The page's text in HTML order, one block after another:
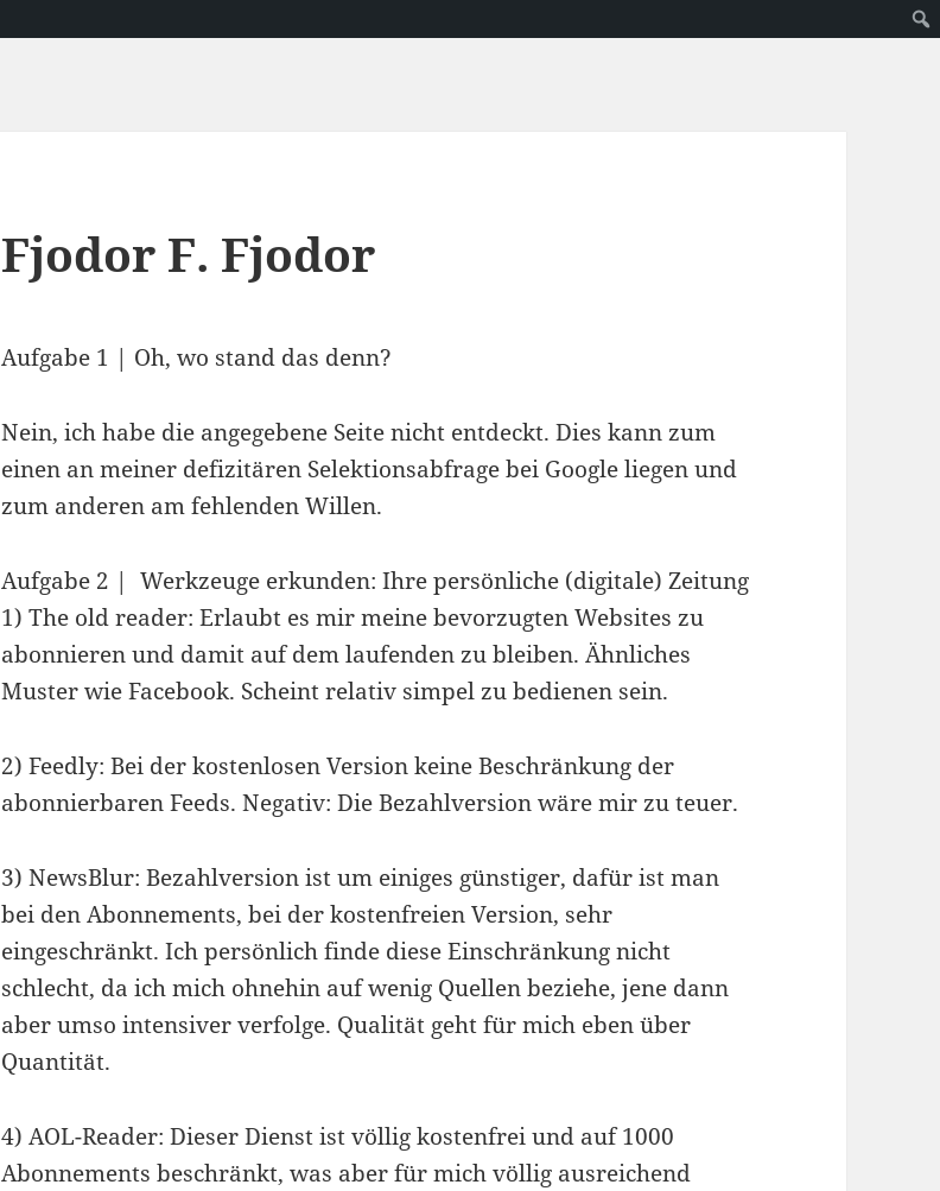
Fjodor F. Fjodor
Aufgabe 1 | Oh, wo stand das denn?
Nein, ich habe die angegebene Seite nicht entdeckt. Dies kann zum
einen an meiner defizitären Selektionsabfrage bei Google liegen und
zum anderen am fehlenden Willen.
Aufgabe 2 | Werkzeuge erkunden: Ihre persönliche (digitale) Zeitung
1) The old reader: Erlaubt es mir meine bevorzugten Websites zu
abonnieren und damit auf dem laufenden zu bleiben. Ähnliches
Muster wie Facebook. Scheint relativ simpel zu bedienen sein.
2) Feedly: Bei der kostenlosen Version keine Beschränkung der
abonnierbaren Feeds. Negativ: Die Bezahlversion wäre mir zu teuer.
3) NewsBlur: Bezahlversion ist um einiges günstiger, dafür ist man
bei den Abonnements, bei der kostenfreien Version, sehr
eingeschränkt. Ich persönlich finde diese Einschränkung nicht
schlecht, da ich mich ohnehin auf wenig Quellen beziehe, jene dann
aber umso intensiver verfolge. Qualität geht für mich eben über
Quantität.
4) AOL-Reader: Dieser Dienst ist völlig kostenfrei und auf 1000
Abonnements beschränkt, was aber für mich völlig ausreichend